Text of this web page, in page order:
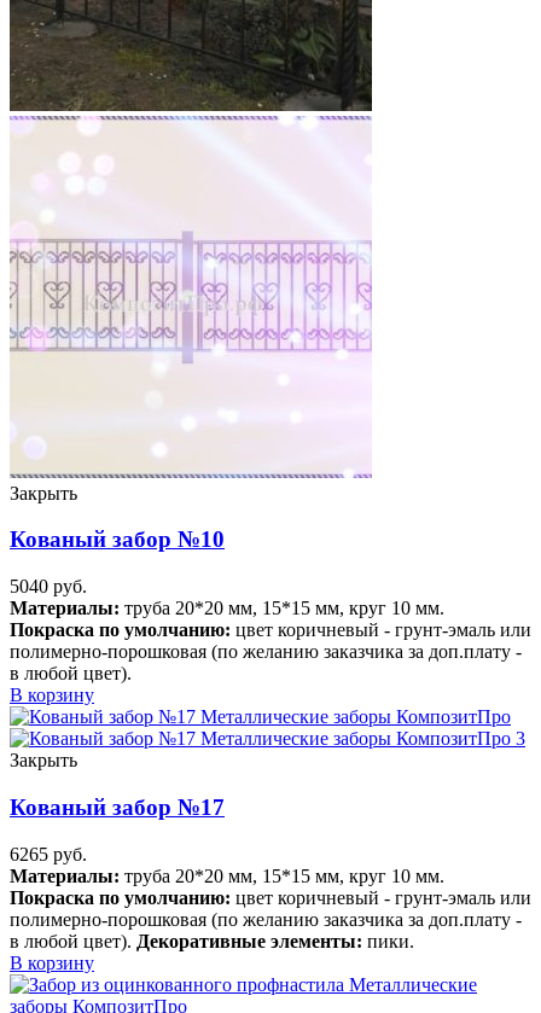
Закрыть
Кованый забор №10
5040 руб.
Материалы: труба 20*20 мм, 15*15 мм, круг 10 мм.
Покраска по умолчанию: цвет коричневый - грунт-эмаль или
полимерно-порошковая (по желанию заказчика за доп.плату -
в любой цвет).
В корзину
Закрыть
Кованый забор №17
6265 руб.
Материалы: труба 20*20 мм, 15*15 мм, круг 10 мм.
Покраска по умолчанию: цвет коричневый - грунт-эмаль или
полимерно-порошковая (по желанию заказчика за доп.плату -
в любой цвет). Декоративные элементы: пики.
В корзину